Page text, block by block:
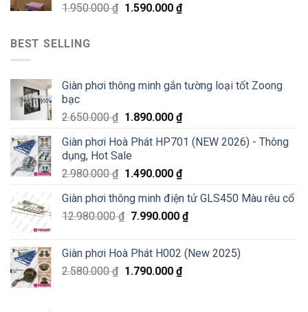
1.950.000₫ 1.590.000 ₫
BEST SELLING
Giàn phơi thông minh gắn tường loại tốt Zoong
bạc
2.650.000₫ 1.890.000 ₫
Giàn phơi Hoà Phát HP701 (NEW 2026) - Thông
dụng, Hot Sale
2.980.000₫ 1.490.000 ₫
Giàn phơi thông minh điện tử GLS450 Màu rêu cổ
12.980.000₫ 7.990.000 ₫
Giàn phơi Hoà Phát H002 (New 2025)
2.580.000₫ 1.790.000 ₫